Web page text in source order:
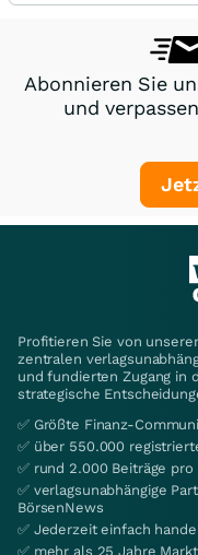
Abonnieren Sie
und
Profitieren Sie von
zentralen
und fundierten Zugang in
strategische
✅ Größte Finanz-
✅ über 550.000
✅ rund 2.000 Beiträge pro
✅ verlagsunabhängige
BörsenNews
✅ Jederzeit einfach
✅ mehr als 25 Jahre